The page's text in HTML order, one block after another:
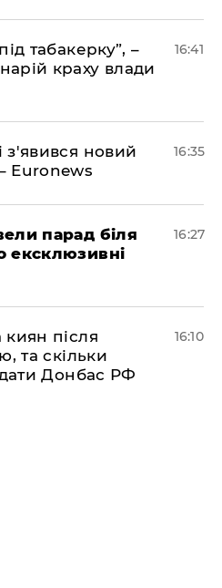
табакерку”, –
краху влади
16:41
з'явився новий
Euronews
16:35
парад біля
ексклюзивні
16:27
після
та скільки
Донбас РФ
16:10